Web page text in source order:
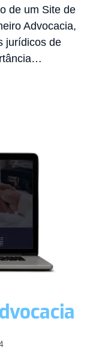
de um Site de
Advocacia,
jurídicos de